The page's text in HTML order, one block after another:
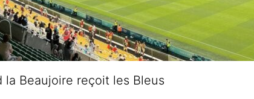
la Beaujoire reçoit les Bleus